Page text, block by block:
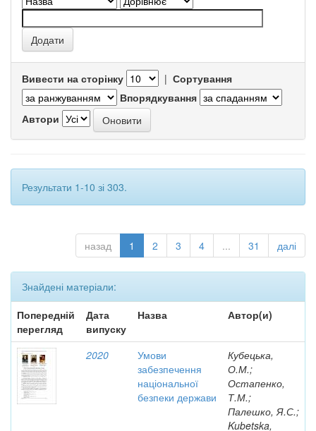
Вивести на сторінку | Сортування
Впорядкування
Автори
Результати 1-10 зі 303.
назад 1 2 3 4 ... 31 далі
Знайдені матеріали:
Попередній
перегляд
Дата
випуску
Назва Автор(и)
2020
Умови
забезпечення
національної
безпеки держави
Кубецька,
О.М.;
Остапенко,
Т.М.;
Палешко, Я.С.;
Kubetska,